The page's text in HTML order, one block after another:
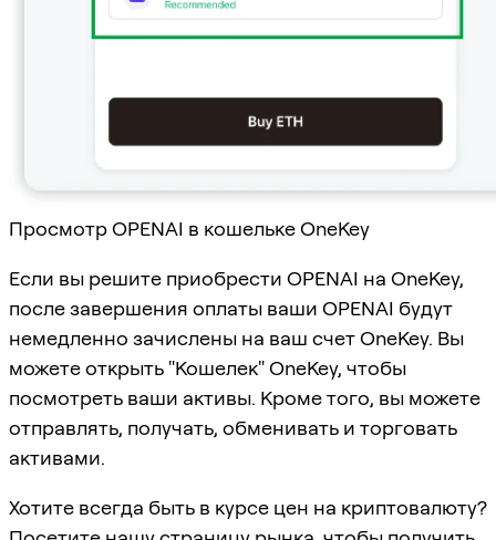
Просмотр OPENAI в кошельке OneKey
Если вы решите приобрести OPENAI на OneKey,
после завершения оплаты ваши OPENAI будут
немедленно зачислены на ваш счет OneKey. Вы
можете открыть "Кошелек" OneKey, чтобы
посмотреть ваши активы. Кроме того, вы можете
отправлять, получать, обменивать и торговать
активами.
Хотите всегда быть в курсе цен на криптовалюту?